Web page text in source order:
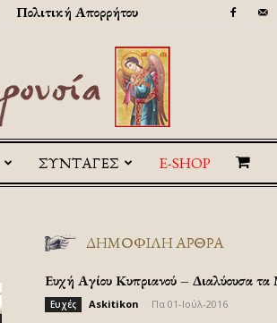
Πολιτική Απορρήτου
ΣΥΝΤΑΓΕΣ E-SHOP
ΔΗΜΟΦΙΛΗ ΑΡΘΡΑ
Ευχή Αγίου Κυπριανού – Διαλύουσα
Ευχές Askitikon Πα 01-Ιούλ-2016